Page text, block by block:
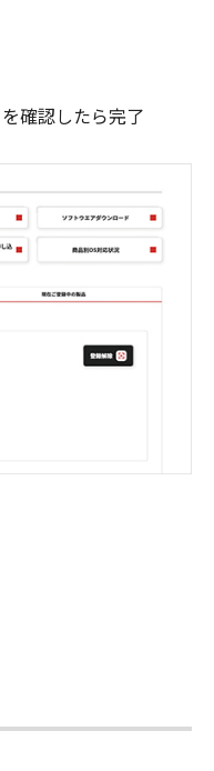
確認したら完了